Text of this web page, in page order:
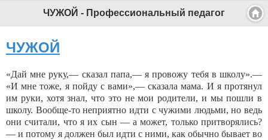
ЧУЖОЙ - Профессиональный педагог
ЧУЖОЙ
«Дай мне руку,— сказал папа,— я провожу тебя в школу».—
«И мне тоже, я пойду с вами»,— сказала мама. И я протянул
им руки, хотя знал, что это не мои родители, и мы пошли в
школу. Вообще-то неприятно идти с чужими людьми, но ведь
они считали, что я их сын — а может, только притворялись?
— и потому я должен был идти с ними, как обычно бывает во